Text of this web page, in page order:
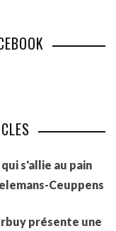
s'allie au pain
Ceuppens
présente une